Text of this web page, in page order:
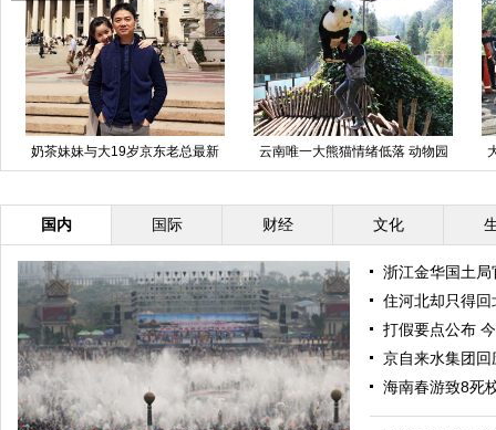
奶茶妹妹与大19岁京东老总最新
恩爱照
云南唯一大熊猫情绪低落 动物园
想尽办法为其找乐
国内 国际 财经 文化
浙江金华国土
住河北却只得
打假要点公布
京自来水集团
海南春游致8死